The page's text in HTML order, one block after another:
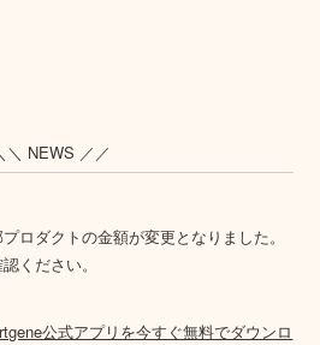
＼ NEWS ／／
ロダクトの金額が変更となりました。
ください。
公式アプリを今すぐ無料でダウンロ